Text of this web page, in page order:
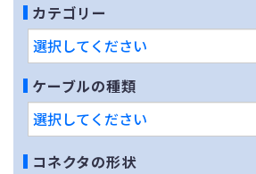
カテゴリー
ケーブルの種類
コネクタの形状